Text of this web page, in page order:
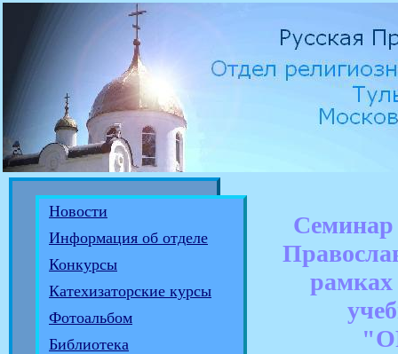
Новости
Информация об отделе
Конкурсы
Катехизаторские курсы
Фотоальбом
Библиотека
Семинар
рамках